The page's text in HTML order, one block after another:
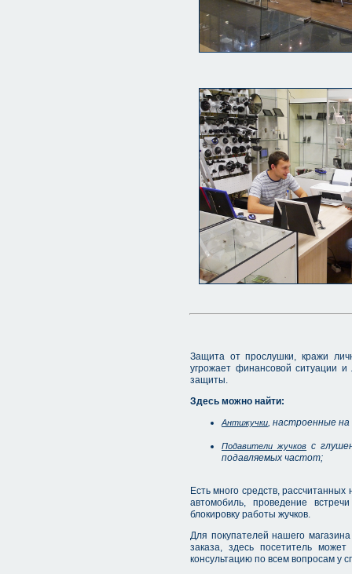
Защита от прослушки, кражи
угрожает финансовой ситуации
защиты.
Здесь можно найти:
Антижучки, настроенные на
Подавители жучков с
подавляемых частот;
Есть много средств,
автомобиль, проведение
блокировку работы жучков.
Для покупателей нашего
заказа, здесь посетитель
консультацию по всем вопросам у